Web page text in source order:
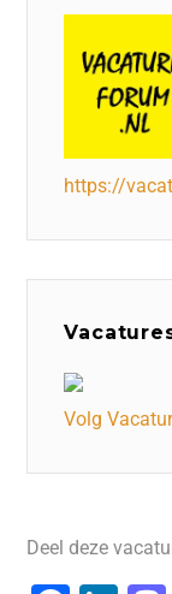
https://
Volg
Deel deze